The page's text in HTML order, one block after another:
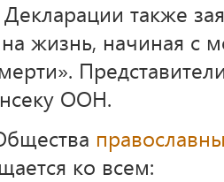
Декларации также
жизнь, начиная с
ООН.
ко всем: